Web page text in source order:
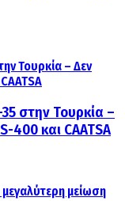
35 στην Τουρκία –
400 και CAATSA